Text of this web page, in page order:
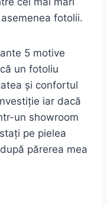
fotolii.
5 motive
un fotoliu
și confortul
iar dacă
un showroom
pe pielea
părerea mea